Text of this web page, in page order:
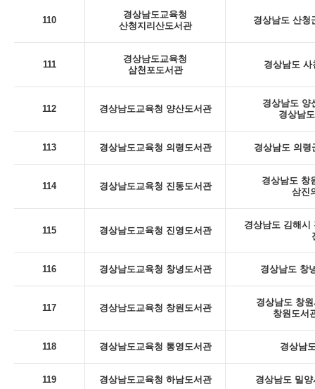
110
경상남도교육청
산청지리산도서관
경상남도 산청
111
경상남도교육청
삼천포도서관
경상남도 사
112 경상남도교육청 양산도서관
경상남도 양
경상남
113 경상남도교육청 의령도서관 경상남도 의령
114 경상남도교육청 진동도서관
경상남도 창
삼진
115 경상남도교육청 진영도서관
경상남도 김해시
116 경상남도교육청 창녕도서관 경상남도 창
117 경상남도교육청 창원도서관
경상남도 창
창원도서
118 경상남도교육청 통영도서관 경상남
119 경상남도교육청 하남도서관 경상남도 밀